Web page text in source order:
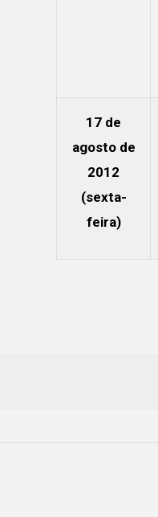
17 de
agosto de
2012
(sexta-
feira)